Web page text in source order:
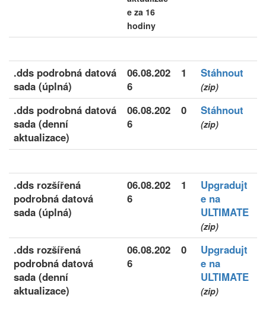
e za 16
hodiny
.dds podrobná datová
sada (úplná)
06.08.202
6
1 Stáhnout
(zip)
.dds podrobná datová
sada (denní
aktualizace)
06.08.202
6
0 Stáhnout
(zip)
.dds rozšířená
podrobná datová
sada (úplná)
06.08.202
6
1
Upgradujt
e na
ULTIMATE
(zip)
.dds rozšířená
podrobná datová
sada (denní
aktualizace)
06.08.202
6
0
Upgradujt
e na
ULTIMATE
(zip)